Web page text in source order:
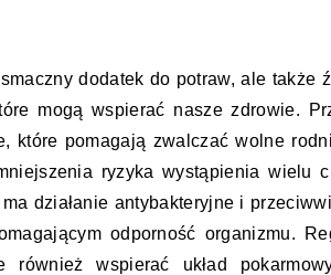
dodatek do potraw, ale także
mogą wspierać nasze zdrowie.
które pomagają zwalczać wolne
ryzyka wystąpienia wielu
działanie antybakteryjne i
odporność organizmu.
wspierać układ